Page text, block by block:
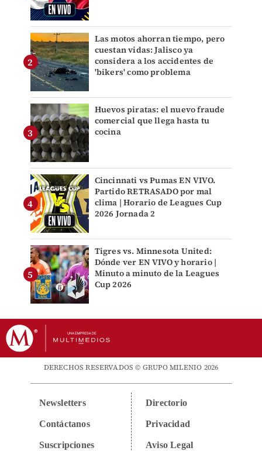
Las motos ahorran tiempo, pero
cuestan vidas: Jalisco ya
considera a los accidentes de
'bikers' como problema
Huevos piratas: el nuevo fraude
comercial que llega hasta tu
cocina
Cincinnati vs Pumas EN VIVO.
Partido RETRASADO por mal
clima | Horario de Leagues Cup
2026 Jornada 2
Tigres vs. Minnesota United:
Dónde ver EN VIVO y horario |
Minuto a minuto de la Leagues
Cup 2026
DERECHOS RESERVADOS © GRUPO MILENIO 2026
Newsletters
Contáctanos
Suscripciones
Directorio
Privacidad
Aviso Legal